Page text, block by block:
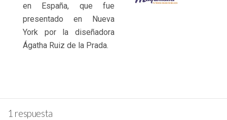
en España, que fue
presentado en Nueva
York por la diseñadora
Ágatha Ruiz de la Prada.
1 respuesta